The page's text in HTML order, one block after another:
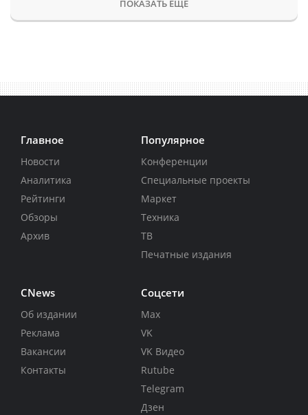
ПОКАЗАТЬ ЕЩЕ
Главное
Новости
Аналитика
Рейтинги
Обзоры
Архив
Популярное
Конференции
Специальные проекты
Маркет
Техника
ТВ
Печатные издания
CNews
Об издании
Реклама
Вакансии
Контакты
Соцсети
Max
VK
VK Видео
Rutube
Telegram
Дзен